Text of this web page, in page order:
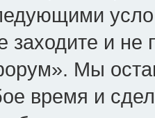
заходите и
Мы
время и